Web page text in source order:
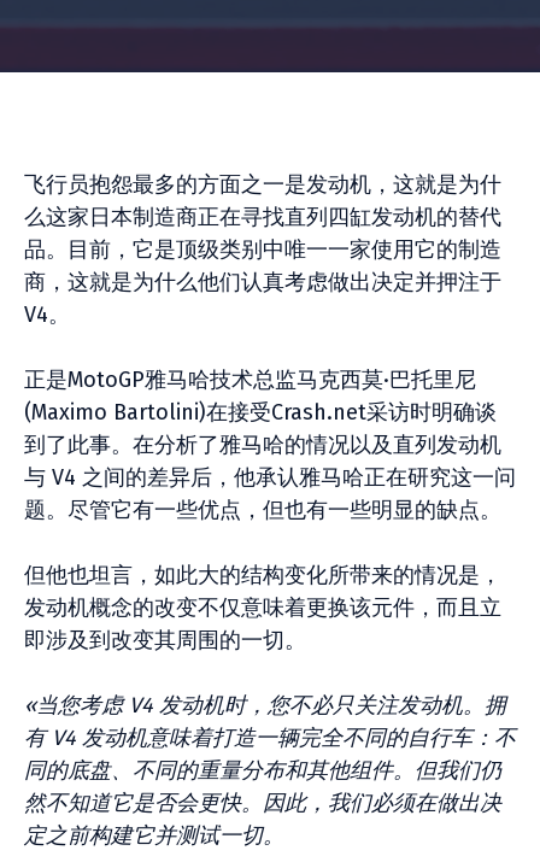
飞行员抱怨最多的方面之一是发动机，这就是为什
么这家日本制造商正在寻找直列四缸发动机的替代
品。目前，它是顶级类别中唯一一家使用它的制造
商，这就是为什么他们认真考虑做出决定并押注于
V4。
正是MotoGP雅马哈技术总监马克西莫·巴托里尼
(Maximo Bartolini)在接受Crash.net采访时明确谈
到了此事。在分析了雅马哈的情况以及直列发动机
与 V4 之间的差异后，他承认雅马哈正在研究这一问
题。尽管它有一些优点，但也有一些明显的缺点。
但他也坦言，如此大的结构变化所带来的情况是，
发动机概念的改变不仅意味着更换该元件，而且立
即涉及到改变其周围的一切。
«当您考虑 V4 发动机时，您不必只关注发动机。拥
有 V4 发动机意味着打造一辆完全不同的自行车：不
同的底盘、不同的重量分布和其他组件。但我们仍
然不知道它是否会更快。因此，我们必须在做出决
定之前构建它并测试一切。